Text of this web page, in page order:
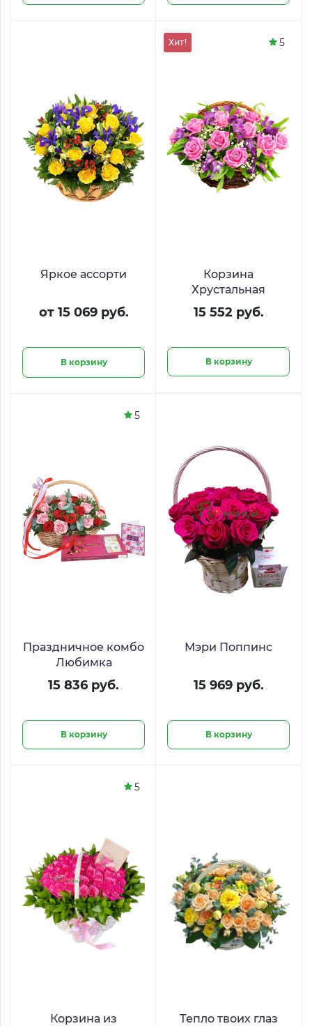
Яркое ассорти
от 15 069 руб.
В корзину
Корзина
Хрустальная
15 552 руб.
В корзину
Хит! 5
Праздничное комбо
Любимка
15 836 руб.
В корзину
5
Мэри Поппинс
15 969 руб.
В корзину
Корзина из
5
Тепло твоих глаз